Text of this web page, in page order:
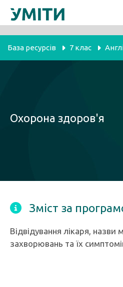
Перейти
База ресурсів 7 клас
Охорона здоров'я
Зміст за
Відвідування лікаря, назви
захворювань та їх